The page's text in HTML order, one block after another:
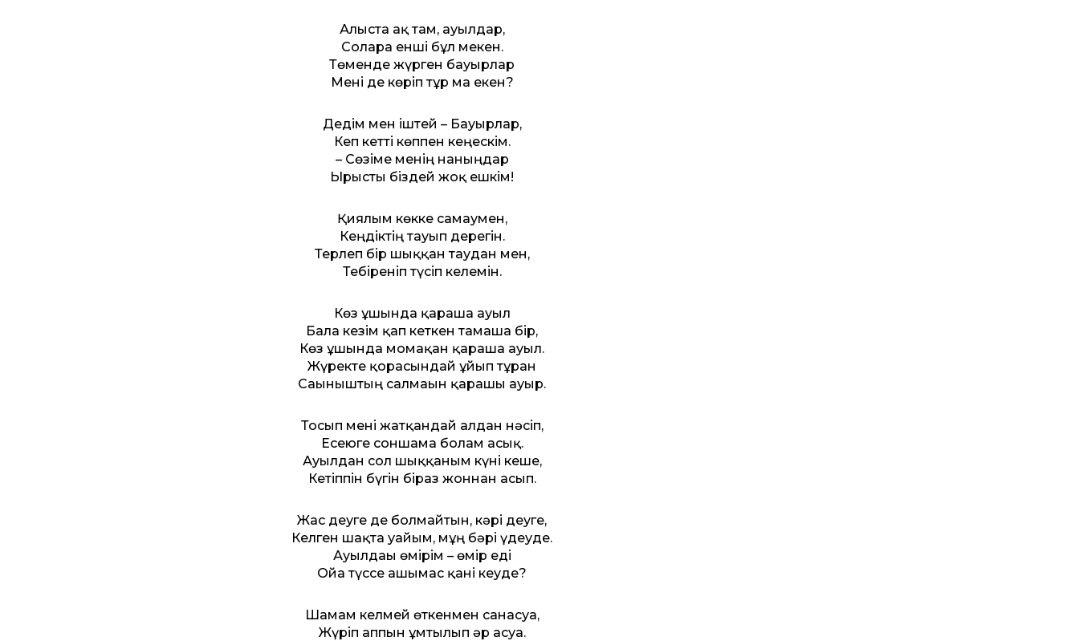
Алыста ақ там, ауылдар,
Соларға енші бұл мекен.
Төменде жүрген бауырлар
Мені де көріп тұр ма екен?
Дедім мен іштей – Бауырлар,
Кеп кет­ті көппен кеңескім.
– Сөзіме менің наныңдар
Ырысты біздей жоқ ешкім!
Қиялым көкке самғаумен,
Кеңдіктің тауып дерегін.
Терлеп бір шыққан таудан мен,
Тебіреніп түсіп келемін.
Көз ұшында қараша ауыл
Бала кезім қап кеткен тамаша бір,
Көз ұшында момақан қараша ауыл.
Жүректе қорғасындай ұйып тұрған
Сағыныштың салмағын қарашы ауыр.
Тосып мені жатқандай алдан нәсіп,
Есеюге соншама болғам асық.
Ауылдан сол шыққаным күні кеше,
Кетіппін бүгін біраз жоннан асып.
Жас деуге де болмайтын, кәрі деуге,
Келген шақта уайым, мұң бәрі үдеуде.
Ауылдағы өмірім – өмір еді
Ойға түссе ашымас қані кеуде?
Шамам келмей өткенмен санасуға,
Жүріп аппын ұмтылып әр асуға.